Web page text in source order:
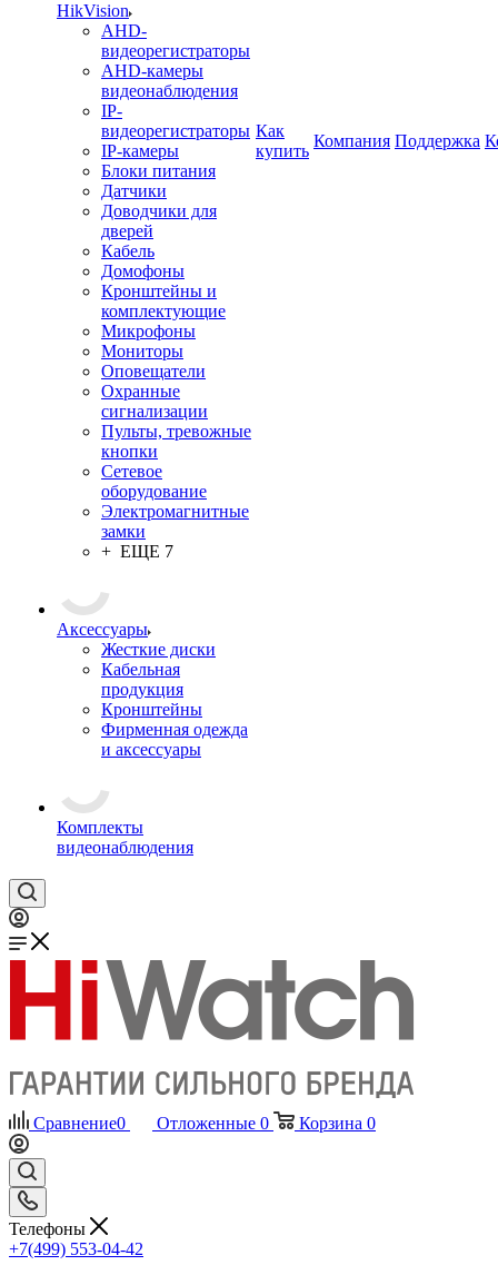
HikVision
AHD-
видеорегистраторы
AHD-камеры
видеонаблюдения
IP-
видеорегистраторы
IP-камеры
Блоки питания
Датчики
Доводчики для
дверей
Кабель
Домофоны
Кронштейны и
комплектующие
Микрофоны
Мониторы
Оповещатели
Охранные
сигнализации
Пульты, тревожные
кнопки
Сетевое
оборудование
Электромагнитные
замки
+ ЕЩЕ 7
Аксессуары
Жесткие диски
Кабельная
продукция
Кронштейны
Фирменная одежда
и аксессуары
Комплекты
видеонаблюдения
Как
купить
Компания Поддержка
Сравнение0 Отложенные 0 Корзина 0
Телефоны
+7(499) 553-04-42